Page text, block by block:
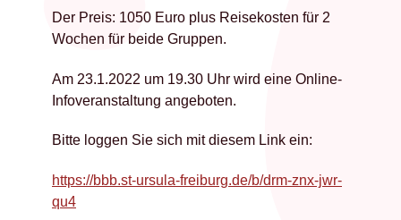
Der Preis: 1050 Euro plus Reisekosten für 2
Wochen für beide Gruppen.
Am 23.1.2022 um 19.30 Uhr wird eine Online-
Infoveranstaltung angeboten.
Bitte loggen Sie sich mit diesem Link ein:
https://bbb.st-ursula-freiburg.de/b/drm-znx-jwr-
qu4